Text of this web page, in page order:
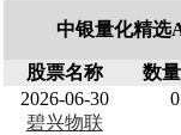
中银量化精选
股票名称 数
2026-06-30
碧兴物联